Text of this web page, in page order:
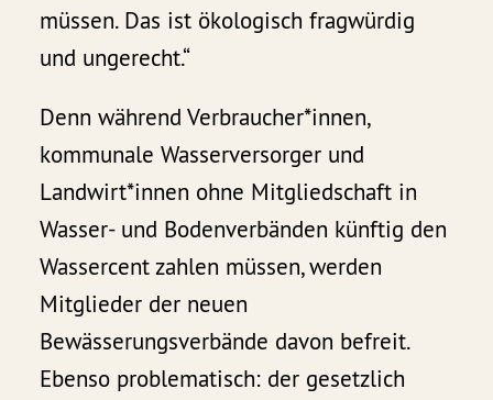
müssen. Das ist ökologisch fragwürdig
und ungerecht.“
Denn während Verbraucher*innen,
kommunale Wasserversorger und
Landwirt*innen ohne Mitgliedschaft in
Wasser- und Bodenverbänden künftig den
Wassercent zahlen müssen, werden
Mitglieder der neuen
Bewässerungsverbände davon befreit.
Ebenso problematisch: der gesetzlich